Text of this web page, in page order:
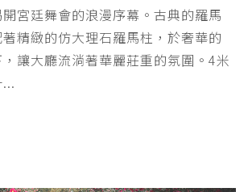
宮廷舞會的浪漫序幕。古典的羅馬
精緻的仿大理石羅馬柱，於奢華的
讓大廳流淌著華麗莊重的氛圍。4米